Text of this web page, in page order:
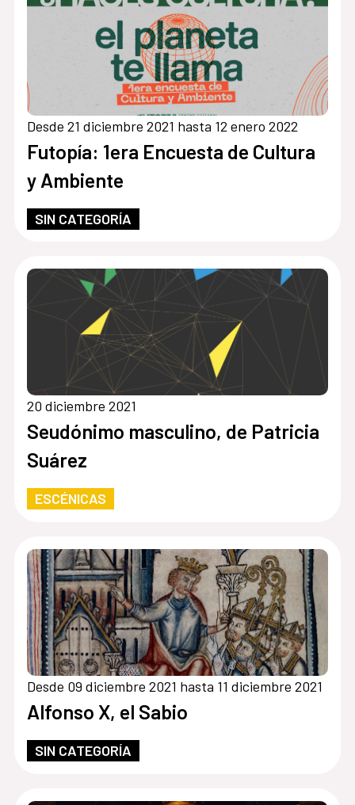
Desde 21 diciembre 2021 hasta 12 enero 2022
Futopía: 1era Encuesta de Cultura
y Ambiente
SIN CATEGORÍA
20 diciembre 2021
Seudónimo masculino, de Patricia
Suárez
ESCÉNICAS
Desde 09 diciembre 2021 hasta 11 diciembre 2021
Alfonso X, el Sabio
SIN CATEGORÍA